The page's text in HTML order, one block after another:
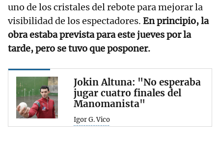
uno de los cristales del rebote para mejorar la
visibilidad de los espectadores. En principio, la
obra estaba prevista para este jueves por la
tarde, pero se tuvo que posponer.
Jokin Altuna: "No esperaba
jugar cuatro finales del
Manomanista"
Igor G. Vico